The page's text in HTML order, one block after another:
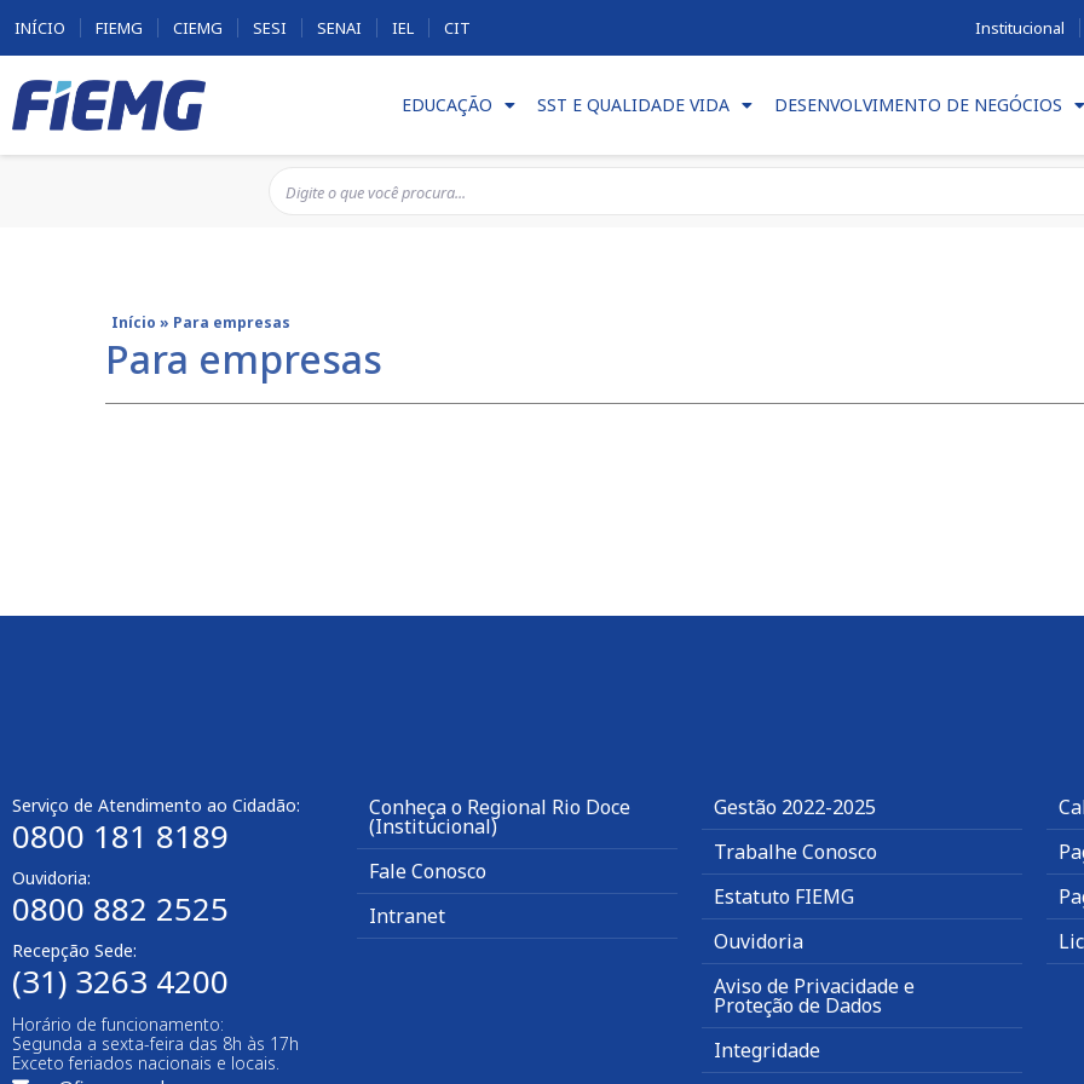
INÍCIO FIEMG CIEMG SESI SENAI IEL CIT Institucional
EDUCAÇÃO SST E QUALIDADE VIDA DESENVOLVIMENTO DE NEGÓCIOS
Início » Para empresas
Para empresas
Serviço de Atendimento ao Cidadão:
0800 181 8189
Ouvidoria:
0800 882 2525
Recepção Sede:
(31) 3263 4200
Horário de funcionamento:
Segunda a sexta-feira das 8h às 17h
Exceto feriados nacionais e locais.
Conheça o Regional Rio Doce
(Institucional)
Fale Conosco
Intranet
Gestão 2022-2025
Trabalhe Conosco
Estatuto FIEMG
Ouvidoria
Aviso de Privacidade e
Proteção de Dados
Integridade